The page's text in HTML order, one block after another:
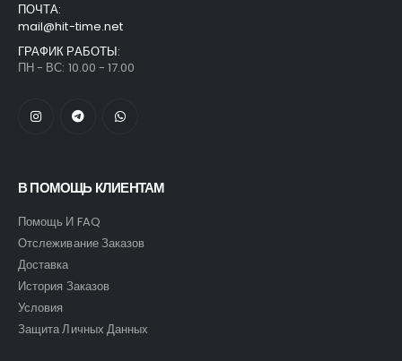
ПОЧТА:
mail@hit-time.net
ГРАФИК РАБОТЫ:
ПН - ВС: 10.00 - 17.00
В ПОМОЩЬ КЛИЕНТАМ
Помощь И FAQ
Отслеживание Заказов
Доставка
История Заказов
Условия
Защита Личных Данных